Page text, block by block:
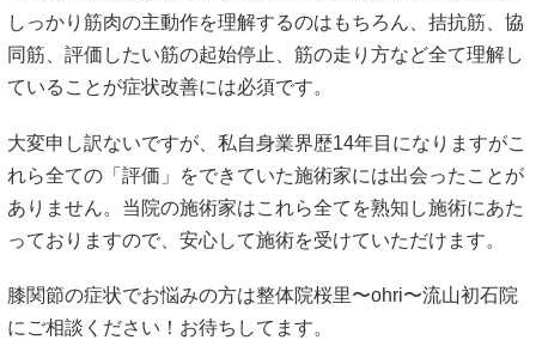
しっかり筋肉の主動作を理解するのはもちろん、拮抗筋、協
同筋、評価したい筋の起始停止、筋の走り方など全て理解し
ていることが症状改善には必須です。
大変申し訳ないですが、私自身業界歴14年目になりますがこ
れら全ての「評価」をできていた施術家には出会ったことが
ありません。当院の施術家はこれら全てを熟知し施術にあた
っておりますので、安心して施術を受けていただけます。
膝関節の症状でお悩みの方は整体院桜里〜ohri〜流山初石院
にご相談ください！お待ちしてます。